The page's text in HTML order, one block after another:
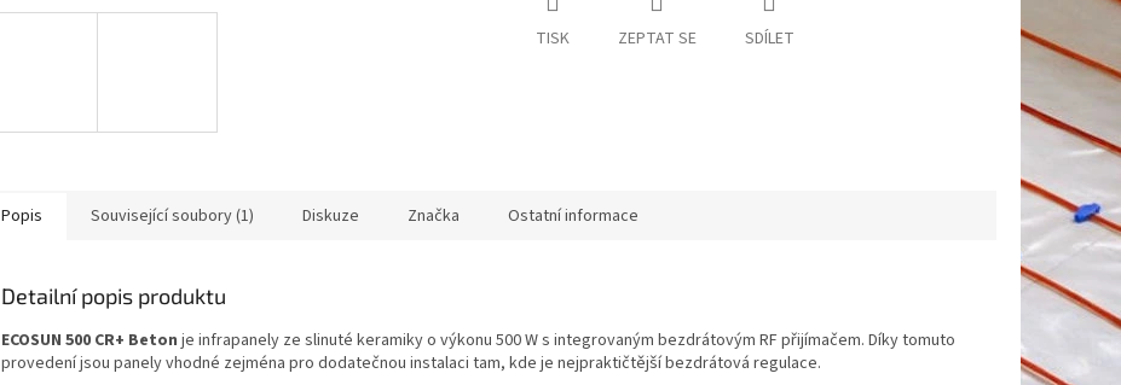
TISK ZEPTAT SE SDÍLET
Popis Související soubory (1) Diskuze Značka Ostatní informace
Detailní popis produktu
ECOSUN 500 CR+ Beton je infrapanely ze slinuté keramiky o výkonu 500 W s integrovaným bezdrátovým RF přijímačem. Díky tomuto
provedení jsou panely vhodné zejména pro dodatečnou instalaci tam, kde je nejpraktičtější bezdrátová regulace.